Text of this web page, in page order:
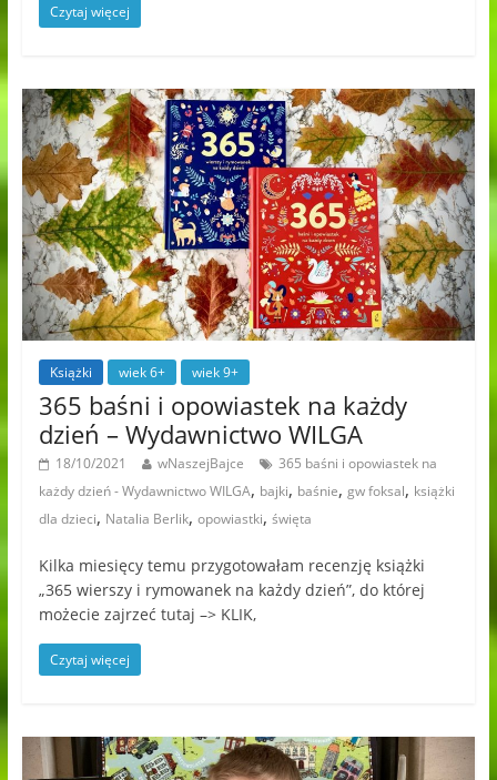
Czytaj więcej
Książki wiek 6+ wiek 9+
365 baśni i opowiastek na każdy
dzień – Wydawnictwo WILGA
18/10/2021 wNaszejBajce
365 baśni i opowiastek na
każdy dzień - Wydawnictwo WILGA, bajki, baśnie, gw foksal, książki
dla dzieci, Natalia Berlik, opowiastki, święta
Kilka miesięcy temu przygotowałam recenzję książki
„365 wierszy i rymowanek na każdy dzień”, do której
możecie zajrzeć tutaj –> KLIK,
Czytaj więcej